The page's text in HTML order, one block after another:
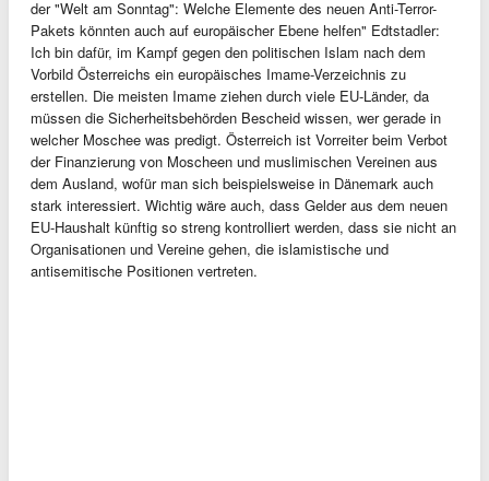
der "Welt am Sonntag": Welche Elemente des neuen Anti-Terror-
Pakets könnten auch auf europäischer Ebene helfen" Edtstadler:
Ich bin dafür, im Kampf gegen den politischen Islam nach dem
Vorbild Österreichs ein europäisches Imame-Verzeichnis zu
erstellen. Die meisten Imame ziehen durch viele EU-Länder, da
müssen die Sicherheitsbehörden Bescheid wissen, wer gerade in
welcher Moschee was predigt. Österreich ist Vorreiter beim Verbot
der Finanzierung von Moscheen und muslimischen Vereinen aus
dem Ausland, wofür man sich beispielsweise in Dänemark auch
stark interessiert. Wichtig wäre auch, dass Gelder aus dem neuen
EU-Haushalt künftig so streng kontrolliert werden, dass sie nicht an
Organisationen und Vereine gehen, die islamistische und
antisemitische Positionen vertreten.